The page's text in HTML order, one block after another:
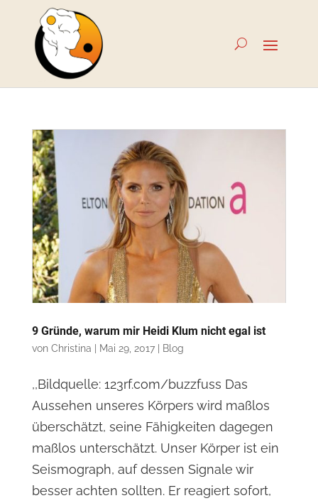
9 Gründe, warum mir Heidi Klum nicht egal ist
von Christina | Mai 29, 2017| Blog
,,Bildquelle: 123rf.com/buzzfuss Das
Aussehen unseres Körpers wird maßlos
überschätzt, seine Fähigkeiten dagegen
maßlos unterschätzt. Unser Körper ist ein
Seismograph, auf dessen Signale wir
besser achten sollten. Er reagiert sofort,